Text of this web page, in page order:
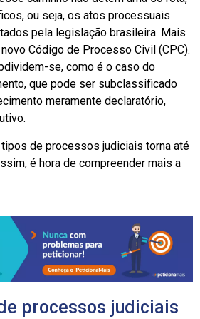
ou seja, os atos processuais
pela legislação brasileira. Mais
Código de Processo Civil (CPC).
se, como é o caso do
que pode ser subclassificado
meramente declaratório,
tipos de processos judiciais torna até
é hora de compreender mais a
processos judiciais